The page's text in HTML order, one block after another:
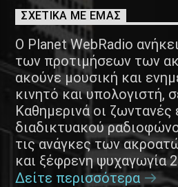
ΣΧΕΤΙΚΑ ΜΕ ΕΜΑΣ
Ο Planet WebRadio
των προτιμήσεων των
ακούνε μουσική και
κινητό και υπολογιστή,
Καθημερινά οι
διαδικτυακού
τις ανάγκες των
και ξέφρενη ψυχαγωγία
Δείτε περισσότερα